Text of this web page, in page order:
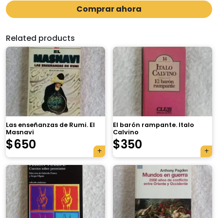
Comprar ahora
Related products
Las enseñanzas de Rumi. El
Masnavi
$650
El barón rampante. Italo
Calvino
$350